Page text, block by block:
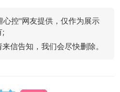
心控"网友提供，仅作为展示
;
信告知，我们会尽快删除。